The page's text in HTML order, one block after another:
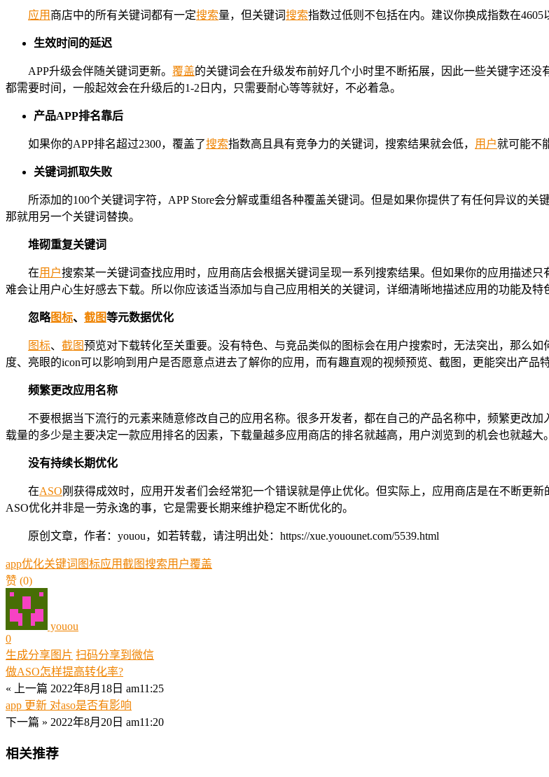
应用 商店中的所有关键词都有一定搜索量，但关键词搜索指数过低则不包括在内。建议你换成指数在4605
生效时间 的延迟
APP升级会伴随关键词更新。 覆盖的关键词会在升级发布前好几个小时里不断拓展，因此一些关键字还
都需要时间，一般起效会在升级后的1-2日内，只需要耐心等等就好，不必着急。
产品APP排名靠后
如果你的APP排名超过2300，覆盖了搜索指数高且具有竞争力的关键词，搜索结果就会低， 用户就可能不
关键词抓取失败
所添加的100个关键词字符，APP Store会分解或重组各种覆盖关键词。但是如果你提供了有任何异议的
那就用另一个关键词替换。
堆砌重复关键词
在用户搜索某一关键词查找应用时，应用商店会根据关键词呈现一系列搜索结果。但如果你的应用描述
难会让用户心生好感去下载。所以你应该适当添加与自己应用相关的关键词，详细清晰地描述应用的功能及特
忽略图标、 截图等元数据优化
图标、 截图预览对下载转化至关重要。没有特色、与竞品类似的图标会在用户搜索时，无法突出，那么
度、亮眼的icon可以影响到用户是否愿意点进去了解你的应用，而有趣直观的视频预览、截图，更能突出产品
频繁更改应用名称
不要根据当下流行的元素来随意修改自己的应用名称。很多开发者，都在自己的产品名称中，频繁更改
载量的多少是主要决定一款应用排名的因素，下载量越多应用商店的排名就越高，用户浏览到的机会也就越大。
没有持续长期优化
在ASO刚获得成效时，应用开发者们会经常犯一个错误就是停止优化。但实际上，应用商店是在不断更新
ASO优化并非是一劳永逸的事，它是需要长期来维护稳定不断优化的。
原创文章，作者：youou，如若转载，请注明出处：https://xue.youounet.com/5539.html
app优化关键词 图标应用截图搜索用户覆盖
赞 (0)
youou
0
生成分享图片 扫码分享到微信
做ASO怎样提高转化率?
« 上一篇 2022年8月18日 am11:25
app 更新 对aso是否有影响
下一篇 » 2022年8月20日 am11:20
相关推荐